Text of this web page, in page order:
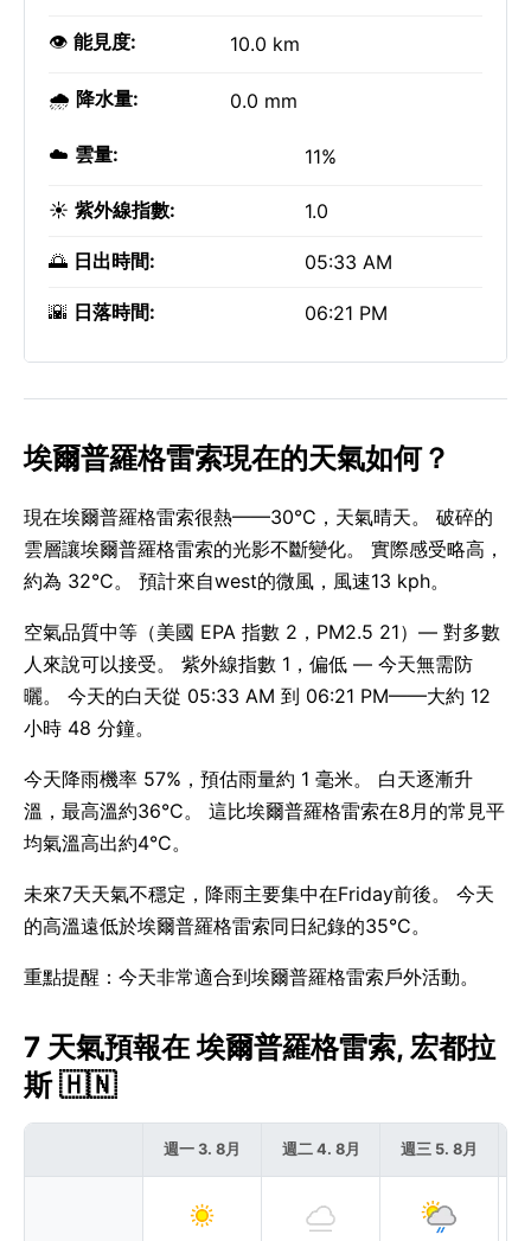
👁️ 能見度: 10.0 km
🌧️ 降水量: 0.0 mm
☁️ 雲量: 11%
☀️ 紫外線指數: 1.0
🌅 日出時間: 05:33 AM
🌇 日落時間: 06:21 PM
埃爾普羅格雷索現在的天氣如何？
現在埃爾普羅格雷索很熱——30°C，天氣晴天。 破碎的
雲層讓埃爾普羅格雷索的光影不斷變化。 實際感受略高，
約為 32°C。 預計來自west的微風，風速13 kph。
空氣品質中等（美國 EPA 指數 2，PM2.5 21）— 對多數
人來說可以接受。 紫外線指數 1，偏低 — 今天無需防
曬。 今天的白天從 05:33 AM 到 06:21 PM——大約 12
小時 48 分鐘。
今天降雨機率 57%，預估雨量約 1 毫米。 白天逐漸升
溫，最高溫約36°C。 這比埃爾普羅格雷索在8月的常見平
均氣溫高出約4°C。
未來7天天氣不穩定，降雨主要集中在Friday前後。 今天
的高溫遠低於埃爾普羅格雷索同日紀錄的35°C。
重點提醒：今天非常適合到埃爾普羅格雷索戶外活動。
7 天氣預報在 埃爾普羅格雷索, 宏都拉
斯 🇭🇳
週一 3. 8月 週二 4. 8月 週三 5. 8月